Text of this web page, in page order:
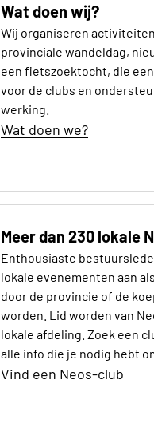
Wat doen wij?
Wij organiseren
provinciale wandeldag,
een fietszoektocht, die
voor de clubs en
werking.
Wat doen we?
Meer dan 230 lokale
Enthousiaste
lokale evenementen aan
door de provincie of de
worden. Lid worden van
lokale afdeling. Zoek een
alle info die je nodig hebt
Vind een Neos-club